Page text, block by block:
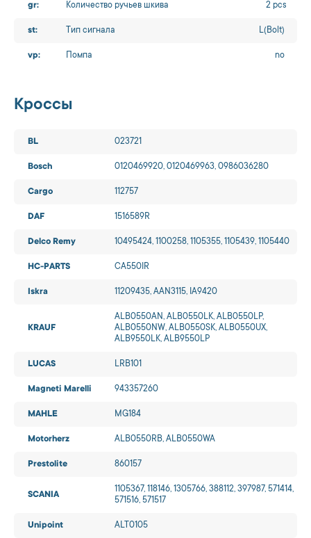
gr: Количество ручьев шкива 2 pcs
st: Тип сигнала L(Bolt)
vp: Помпа no
Кроссы
BL 023721
Bosch 0120469920, 0120469963, 0986036280
Cargo 112757
DAF 1516589R
Delco Remy 10495424, 1100258, 1105355, 1105439, 1105440
HC-PARTS CA550IR
Iskra 11209435, AAN3115, IA9420
KRAUF
ALB0550AN, ALB0550LK, ALB0550LP,
ALB0550NW, ALB0550SK, ALB0550UX,
ALB9550LK, ALB9550LP
LUCAS LRB101
Magneti Marelli 943357260
MAHLE MG184
Motorherz ALB0550RB, ALB0550WA
Prestolite 860157
SCANIA
1105367, 118146, 1305766, 388112, 397987, 571414,
571516, 571517
Unipoint ALT0105